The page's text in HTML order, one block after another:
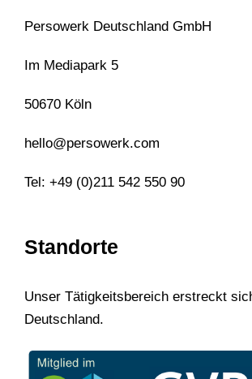
Persowerk Deutschland GmbH
Im Mediapark 5
50670 Köln
hello@persowerk.com
Tel: +49 (0)211 542 550 90
Standorte
Unser Tätigkeitsbereich erstreckt
Deutschland.